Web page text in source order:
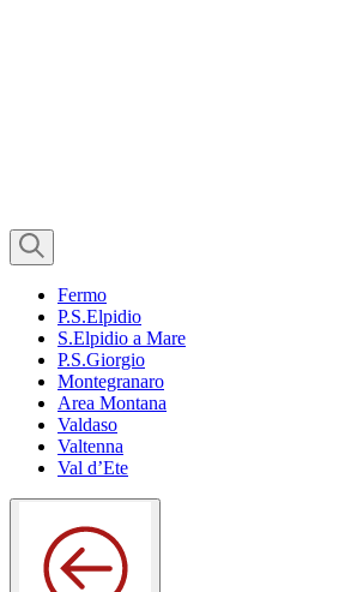
Fermo
P.S.Elpidio
S.Elpidio a Mare
P.S.Giorgio
Montegranaro
Area Montana
Valdaso
Valtenna
Val d’Ete